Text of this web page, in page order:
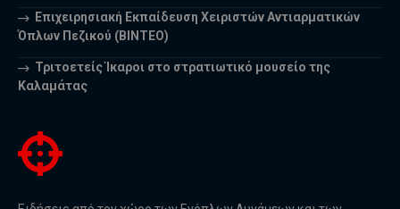
Επιχειρησιακή Εκπαίδευση Χειριστών Αντιαρματικών
Όπλων Πεζικού (ΒΙΝΤΕΟ)
Τριτοετείς Ίκαροι στο στρατιωτικό μουσείο της
Καλαμάτας